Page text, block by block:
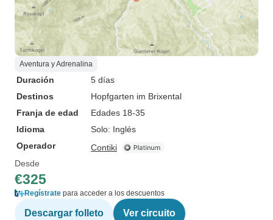
Aventura y Adrenalina
Duración
5 días
Destinos
Hopfgarten im Brixental
Franja de edad
Edades 18-35
Idioma
Solo: Inglés
Operador
Contiki
Desde
€325
Regístrate para acceder a los descuentos
Descargar folleto Ver circuito